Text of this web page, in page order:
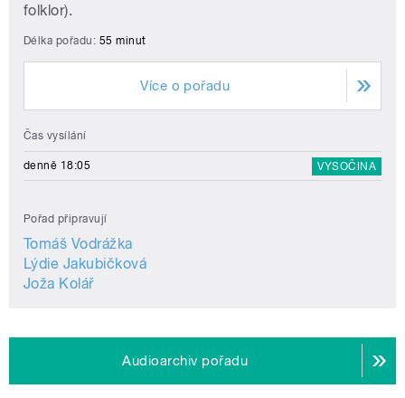
folklor).
Délka pořadu: 55 minut
Více o pořadu
Čas vysílání
denně 18:05 VYSOČINA
Pořad připravují
Tomáš Vodrážka
Lýdie Jakubičková
Joža Kolář
Audioarchiv pořadu